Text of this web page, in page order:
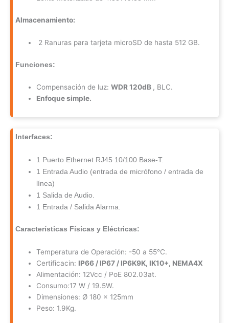
Almacenamiento:
2 Ranuras para tarjeta microSD de hasta 512 GB.
Funciones:
Compensación de luz:WDR 120dB , BLC.
Enfoque simple.
Interfaces:
1 Puerto Ethernet RJ45 10/100 Base-T.
1 Entrada Audio (entrada de micrófono / entrada de
línea)
1 Salida de Audio.
1 Entrada / Salida Alarma.
Características Físicas y Eléctricas:
Temperatura de Operación: -50 a 55°C.
Certificacin: IP66 / IP67 / IP6K9K, IK10+, NEMA4X
Alimentación: 12Vcc / PoE 802.03at.
Consumo:17 W / 19.5W.
Dimensiones: Ø 180 x 125mm
Peso: 1.9Kg.